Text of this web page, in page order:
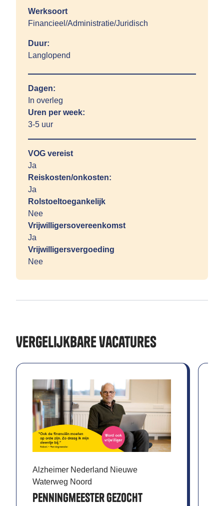
Werksoort
Financieel/Administratie/Juridisch
Duur:
Langlopend
Dagen:
In overleg
Uren per week:
3-5 uur
VOG vereist
Ja
Reiskosten/onkosten:
Ja
Rolstoeltoegankelijk
Nee
Vrijwilligersovereenkomst
Ja
Vrijwilligersvergoeding
Nee
Vergelijkbare vacatures
Alzheimer Nederland Nieuwe
Waterweg Noord
Penningmeester gezocht